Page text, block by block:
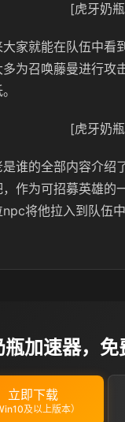
[虎牙奶
家就能在队伍中看
为召唤藤曼进行
[虎牙奶
谁的全部内容介
作为可招募英雄
将他拉入到队伍中
瓶加速器，
立即下载
及以上版本）